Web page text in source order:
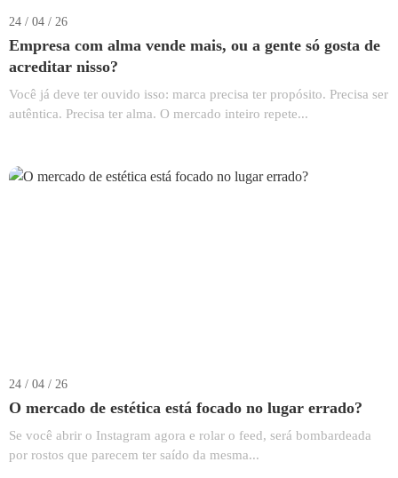
24 / 04 / 26
Empresa com alma vende mais, ou a gente só gosta de
acreditar nisso?
Você já deve ter ouvido isso: marca precisa ter propósito. Precisa ser
autêntica. Precisa ter alma. O mercado inteiro repete...
24 / 04 / 26
O mercado de estética está focado no lugar errado?
Se você abrir o Instagram agora e rolar o feed, será bombardeada
por rostos que parecem ter saído da mesma...